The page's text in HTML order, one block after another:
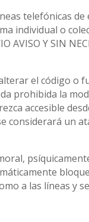
telefónicas
individual o
AVISO Y SIN
el código o
prohibida la
accesible
considerará un
a las líneas y